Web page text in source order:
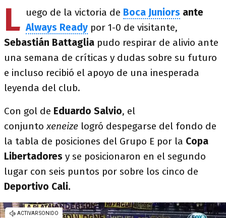
L uego de la victoria de Boca Juniors ante
Always Ready por 1-0 de visitante,
Sebastián Battaglia pudo respirar de alivio ante
una semana de críticas y dudas sobre su futuro
e incluso recibió el apoyo de una inesperada
leyenda del club.
Con gol de Eduardo Salvio, el
conjuntoxeneize logró despegarse del fondo de
la tabla de posiciones del Grupo E por la Copa
Libertadores y se posicionaron en el segundo
lugar con seis puntos por sobre los cinco de
Deportivo Cali.